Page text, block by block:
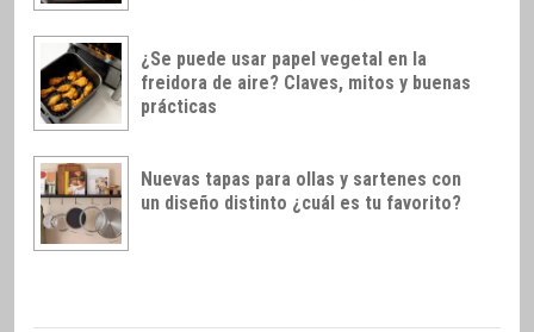
¿Se puede usar papel vegetal en la
freidora de aire? Claves, mitos y buenas
prácticas
Nuevas tapas para ollas y sartenes con
un diseño distinto ¿cuál es tu favorito?